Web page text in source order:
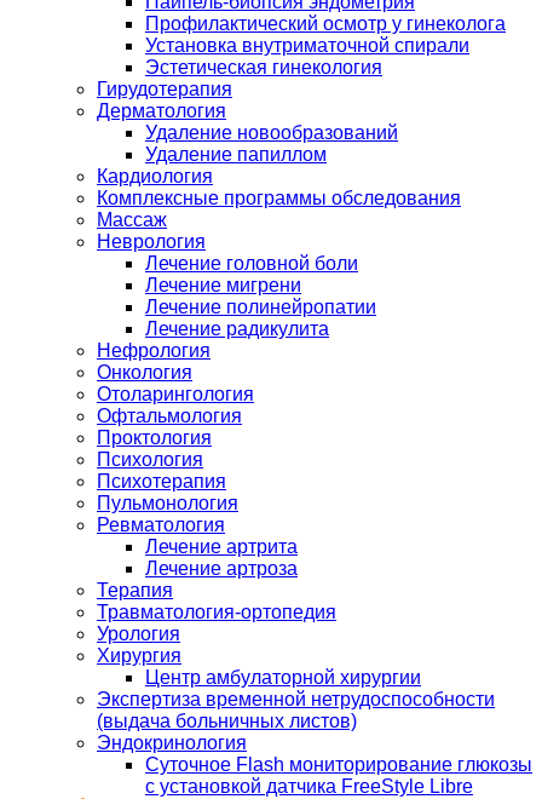
Профилактический осмотр у гинеколога
Установка внутриматочной спирали
Эстетическая гинекология
Гирудотерапия
Дерматология
Удаление новообразований
Удаление папиллом
Кардиология
Комплексные программы обследования
Массаж
Неврология
Лечение головной боли
Лечение мигрени
Лечение полинейропатии
Лечение радикулита
Нефрология
Онкология
Отоларингология
Офтальмология
Проктология
Психология
Психотерапия
Пульмонология
Ревматология
Лечение артрита
Лечение артроза
Терапия
Травматология-ортопедия
Урология
Хирургия
Центр амбулаторной хирургии
Экспертиза временной нетрудоспособности
(выдача больничных листов)
Эндокринология
Суточное Flash мониторирование глюкозы
с установкой датчика FreeStyle Libre